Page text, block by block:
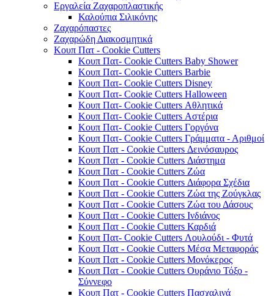
Εργαλεία Ζαχαροπλαστικής
Καλούπια Σιλικόνης
Ζαχαρόπαστες
Ζαχαρώδη Διακοσμητικά
Κουπ Πατ - Cookie Cutters
Κουπ Πατ- Cookie Cutters Baby Shower
Κουπ Πατ- Cookie Cutters Barbie
Κουπ Πατ- Cookie Cutters Disney
Κουπ Πατ- Cookie Cutters Halloween
Κουπ Πατ- Cookie Cutters Αθλητικά
Κουπ Πατ- Cookie Cutters Αστέρια
Κουπ Πατ- Cookie Cutters Γοργόνα
Κουπ Πατ- Cookie Cutters Γράμματα - Αριθμοί
Κουπ Πατ - Cookie Cutters Δεινόσαυρος
Κουπ Πατ - Cookie Cutters Διάστημα
Κουπ Πατ - Cookie Cutters Ζώα
Κουπ Πατ - Cookie Cutters Διάφορα Σχέδια
Κουπ Πατ - Cookie Cutters Ζώα της Ζούγκλας
Κουπ Πατ - Cookie Cutters Ζώα του Δάσους
Κουπ Πατ - Cookie Cutters Ινδιάνος
Κουπ Πατ - Cookie Cutters Καρδιά
Κουπ Πατ- Cookie Cutters Λουλούδι - Φυτά
Κουπ Πατ - Cookie Cutters Μέσα Μεταφοράς
Κουπ Πατ - Cookie Cutters Μονόκερος
Κουπ Πατ - Cookie Cutters Ουράνιο Τόξο -
Σύννεφο
Κουπ Πατ - Cookie Cutters Πασχαλινά